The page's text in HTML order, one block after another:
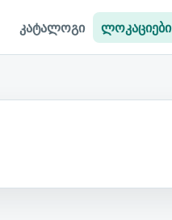
კატალოგი ლოკაციები